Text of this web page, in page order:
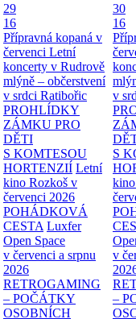
29
16
Přípravná kopaná v
červenci Letní
koncerty v Rudrově
mlýně – občerstvení
v srdci Ratibořic
PROHLÍDKY
ZÁMKU PRO
DĚTI
S KOMTESOU
HORTENZIÍ Letní
kino Rozkoš v
červenci 2026
POHÁDKOVÁ
CESTA Luxfer
Open Space
v červenci a srpnu
2026
RETROGAMING
– POČÁTKY
OSOBNÍCH
30
16
v
S
v
–